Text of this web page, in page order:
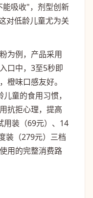
吸收"，剂型创新
低龄儿童尤为关
为例，产品采用
口中，3至5秒即
橙味口感友好。
儿童的食用习惯，
抗拒心理，提高
用装（69元）、14
装（279元）三档
用的完整消费路